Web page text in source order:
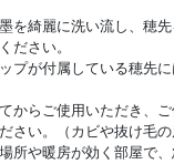
を綺麗に洗い流し、穂
ださい。
プが付属している穂先
からご使用いただき、
さい。（カビや抜け毛の
所や暖房が効く部屋で